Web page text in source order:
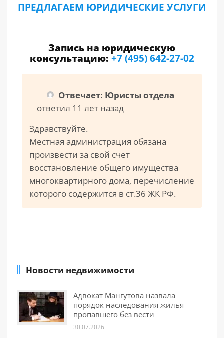
ПРЕДЛАГАЕМ ЮРИДИЧЕСКИЕ УСЛУГИ
Запись на юридическую
консультацию:+7 (495) 642-27-02
Отвечает: Юристы отдела
ответил 11 лет назад
Здравствуйте.
Местная администрация обязана
произвести за свой счет
восстановление общего имущества
многоквартирного дома, перечисление
которого содержится в ст.36 ЖК РФ.
Новости недвижимости
Адвокат Мангутова назвала
порядок наследования жилья
пропавшего без вести
30.07.2026